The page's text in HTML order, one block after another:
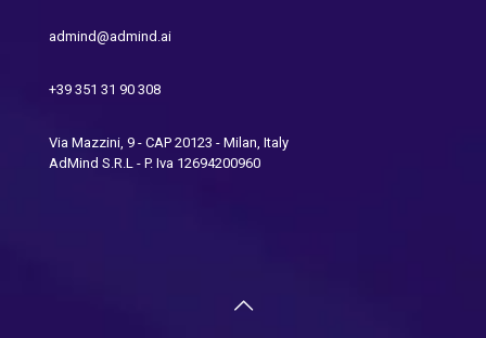
admind@admind.ai
+39 351 31 90 308
Via Mazzini, 9 - CAP 20123 - Milan, Italy
AdMind S.R.L - P. Iva 12694200960